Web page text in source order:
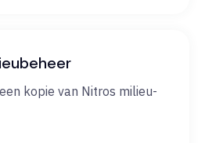
kopie van Nitros milieu-